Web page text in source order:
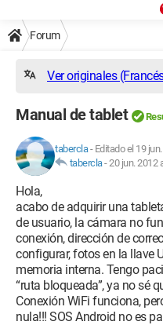
Forum
Ver originales
Manual de tablet
tabercla- Editado el 19
tabercla-20 jun. 2012
Hola,
acabo de adquirir una
de usuario, la cámara no
conexión, dirección de
configurar, fotos en la llave
memoria interna. Tengo
“ruta bloqueada”, ya no sé
Conexión WiFi funciona,
nula!!! SOS Android no es